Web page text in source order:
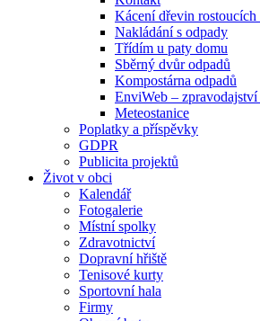
Kácení dřevin rostoucích
Nakládání s odpady
Třídím u paty domu
Sběrný dvůr odpadů
Kompostárna odpadů
EnviWeb –
Meteostanice
Poplatky a příspěvky
GDPR
Publicita projektů
Život v obci
Kalendář
Fotogalerie
Místní spolky
Zdravotnictví
Dopravní hřiště
Tenisové kurty
Sportovní hala
Firmy